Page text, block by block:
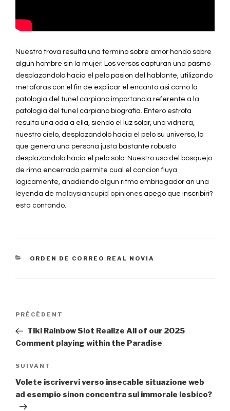
Nuestro trova resulta una termino sobre amor hondo sobre
algun hombre sin la mujer. Los versos capturan una pasmo
desplazandolo hacia el pelo pasion del hablante, utilizando
metaforas con el fin de explicar el encanto asi como la
patologia del tunel carpiano importancia referente a la
patologia del tunel carpiano biografia. Entero estrofa
resulta una oda a ella, siendo el luz solar, una vidriera,
nuestro cielo, desplazandolo hacia el pelo su universo, lo
que genera una persona justa bastante robusto
desplazandolo hacia el pelo solo. Nuestro uso del bosquejo
de rima encerrada permite cual el cancion fluya
logicamente, anadiendo algun ritmo embriagador an una
leyenda de malaysiancupid opiniones apego que inscribiri?
esta contando.
CATÉGORIES
ORDEN DE CORREO REAL NOVIA
Navigation
de
l’article
Article
précédent
PRÉCÉDENT
Tiki Rainbow Slot Realize All of our 2025
Comment playing within the Paradise
Article
suivant
SUIVANT
Volete iscrivervi verso insecable situazione web
ad esempio sinon concentra sul immorale lesbico?